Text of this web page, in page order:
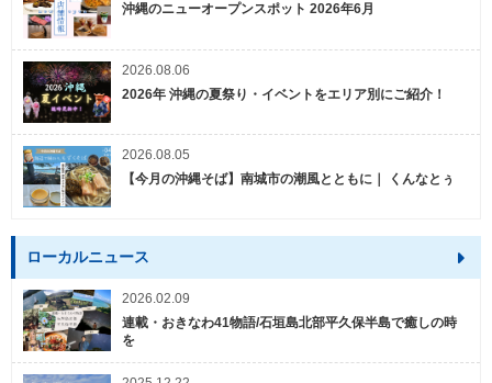
沖縄のニューオープンスポット 2026年6月
2026.08.06
2026年 沖縄の夏祭り・イベントをエリア別にご紹介！
2026.08.05
【今月の沖縄そば】南城市の潮風とともに｜ くんなとぅ
ローカルニュース
2026.02.09
連載・おきなわ41物語/石垣島北部平久保半島で癒しの時
を